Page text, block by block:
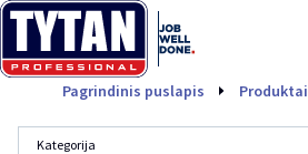
Pagrindinis puslapis Produktai
Kategorija